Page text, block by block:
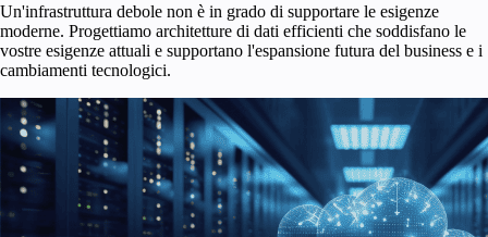
Un'infrastruttura debole non è in grado di supportare le esigenze
moderne. Progettiamo architetture di dati efficienti che soddisfano le
vostre esigenze attuali e supportano l'espansione futura del business e i
cambiamenti tecnologici.